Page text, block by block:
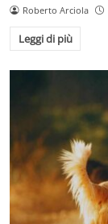
Roberto Arciola
Leggi di più